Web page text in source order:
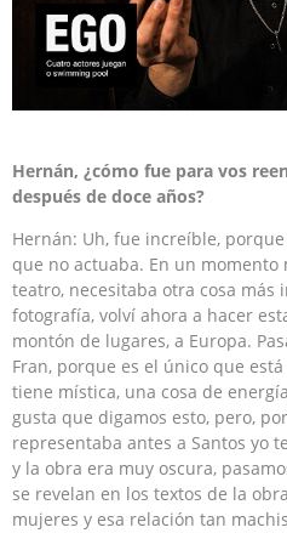
Hernán, ¿cómo fue para vos
después de doce años?
Hernán: Uh, fue increíble,
que no actuaba. En un
teatro, necesitaba otra cosa más
fotografía, volví ahora a hacer
montón de lugares, a Europa.
Fran, porque es el único que
tiene mística, una cosa de
gusta que digamos esto, pero,
representaba antes a Santos yo
y la obra era muy oscura,
se revelan en los textos de la
mujeres y esa relación tan